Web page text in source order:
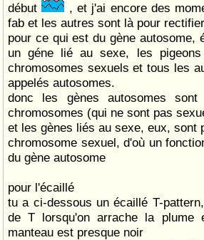
début
, et j'ai encore des
fab et les autres sont là pour
pour ce qui est du gène autosome,
un géne lié au sexe, les
chromosomes sexuels et tous les
appelés autosomes.
donc les gènes autosomes
chromosomes (qui ne sont pas
et les gènes liés au sexe, eux, sont
chromosome sexuel, d'où un
du gène autosome
pour l'écaillé
tu a ci-dessous un écaillé T-
de T lorsqu'on arrache la plume
manteau est presque noir